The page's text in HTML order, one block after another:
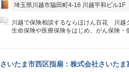
埼玉県川越市脇田町4-16 川越平和ビル1F
川越で保険相談するならほけん百花 川越
生命保険や医療保険をはじめ、がん保険・
さいたま市西区指扇：株式会社さいたま